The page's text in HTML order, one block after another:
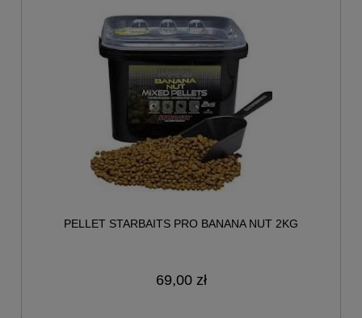
PELLET STARBAITS PRO BANANA NUT 2KG
69,00 zł